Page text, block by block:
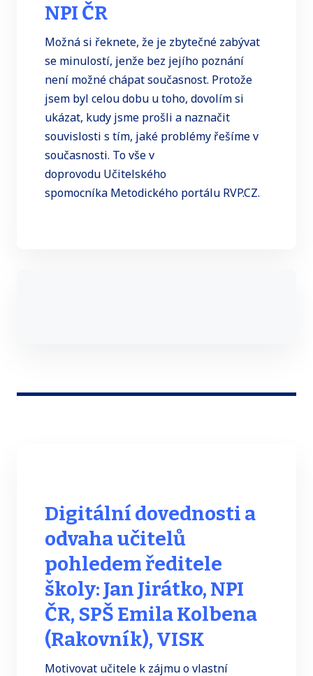
NPI ČR
Možná si řeknete, že je zbytečné zabývat
se minulostí, jenže bez jejího poznání
není možné chápat současnost. Protože
jsem byl celou dobu u toho, dovolím si
ukázat, kudy jsme prošli a naznačit
souvislosti s tím, jaké problémy řešíme v
současnosti. To vše v
doprovodu Učitelského
spomocníka Metodického portálu RVP.CZ.
Digitální dovednosti a
odvaha učitelů
pohledem ředitele
školy: Jan Jirátko, NPI
ČR, SPŠ Emila Kolbena
(Rakovník), VISK
Motivovat učitele k zájmu o vlastní